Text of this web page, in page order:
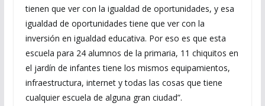
tienen que ver con la igualdad de oportunidades, y esa
igualdad de oportunidades tiene que ver con la
inversión en igualdad educativa. Por eso es que esta
escuela para 24 alumnos de la primaria, 11 chiquitos en
el jardín de infantes tiene los mismos equipamientos,
infraestructura, internet y todas las cosas que tiene
cualquier escuela de alguna gran ciudad”.